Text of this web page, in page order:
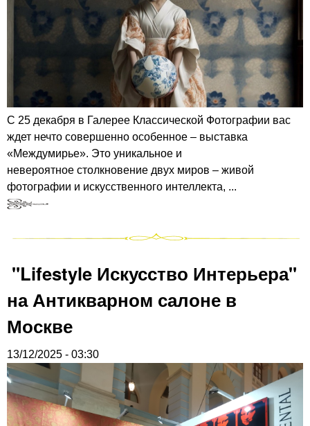
С 25 декабря в Галерее Классической Фотографии вас
ждет нечто совершенно особенное – выставка
«Междумирье». Это уникальное и
невероятное столкновение двух миров – живой
фотографии и искусственного интеллекта, ...
"Lifestyle Искусство Интерьера"
на Антикварном салоне в
Москве
13/12/2025 - 03:30